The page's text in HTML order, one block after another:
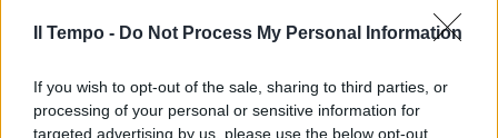
Il Tempo - Do Not Process My Personal Information
If you wish to opt-out of the sale, sharing to third parties, or
processing of your personal or sensitive information for
targeted advertising by us, please use the below opt-out
comunicati di presa di distanza dai violenti,
visitina ai feriti, professione di buone
intenzioni. Ma poi, dopo mezza giornata, è
ripartita l’operazione propagandistica: “Il
governo avrebbe dovuto prevenire”. Ah sì? Ma